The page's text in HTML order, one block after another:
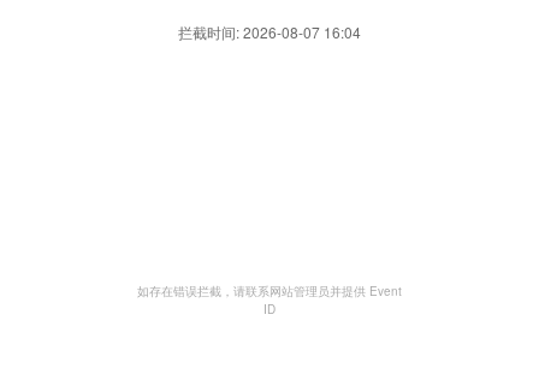
拦截时间: 2026-08-07 16:04
如存在错误拦截，请联系网站管理员并提供 Event
ID